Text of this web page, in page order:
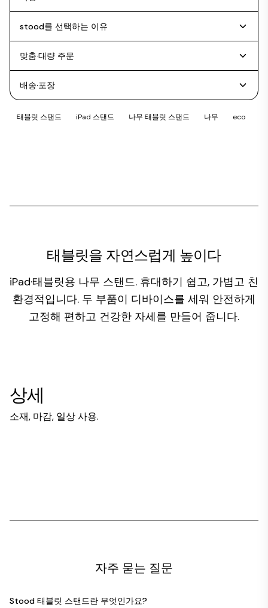
stood를 선택하는 이유
맞춤·대량 주문
배송·포장
태블릿 스탠드 iPad 스탠드 나무 태블릿 스탠드 나무 eco
태블릿을 자연스럽게 높이다
iPad·태블릿용 나무 스탠드. 휴대하기 쉽고, 가볍고 친
환경적입니다. 두 부품이 디바이스를 세워 안전하게
고정해 편하고 건강한 자세를 만들어 줍니다.
상세
소재, 마감, 일상 사용.
자주 묻는 질문
Stood 태블릿 스탠드란 무엇인가요?